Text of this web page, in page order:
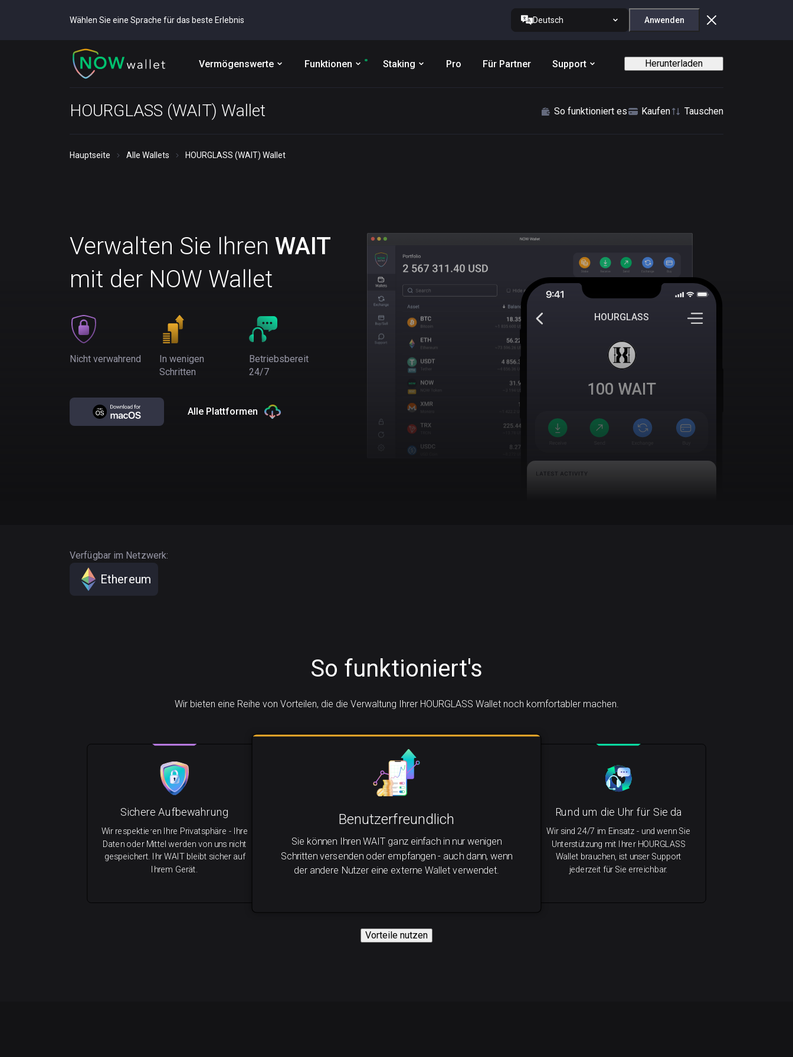
Wählen Sie eine Sprache für das beste Erlebnis Deutsch Anwenden
Vermögenswerte Funktionen Staking Pro Für Partner Support Herunterladen
HOURGLASS (WAIT) Wallet So funktioniert es Kaufen Tauschen
Hauptseite Alle Wallets HOURGLASS (WAIT) Wallet
Verwalten Sie Ihren WAIT
mit der NOW Wallet
Nicht verwahrend
In wenigen
Schritten
Betriebsbereit
24/7
Alle Plattformen
HOURGLASS
100 WAIT
Verfügbar im Netzwerk:
Ethereum
So funktioniert's
Wir bieten eine Reihe von Vorteilen, die die Verwaltung Ihrer HOURGLASS Wallet noch komfortabler machen.
Benutzerfreundlich
Sie können Ihren WAIT ganz einfach in nur wenigen
Schritten versenden oder empfangen - auch dann, wenn
der andere Nutzer eine externe Wallet verwendet.
Rund um die Uhr für Sie da
Wir sind 24/7 im Einsatz - und wenn Sie
Unterstützung mit Ihrer HOURGLASS
Wallet brauchen, ist unser Support
jederzeit für Sie erreichbar.
Sichere Aufbewahrung
Wir respektieren Ihre Privatsphäre - Ihre
Daten oder Mittel werden von uns nicht
gespeichert. Ihr WAIT bleibt sicher auf
Ihrem Gerät.
Vorteile nutzen